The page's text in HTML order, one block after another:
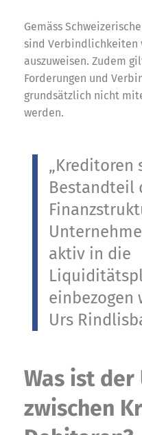
Gemäss
sind Verbindlichkeiten
auszuweisen. Zudem
Forderungen und
grundsätzlich nicht
werden.
„Kreditoren
Bestandteil
aktiv in die
einbezogen
Urs
Was ist
zwischen